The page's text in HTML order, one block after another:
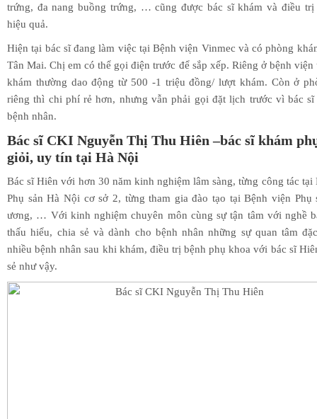
trứng, đa nang buồng trứng, … cũng được bác sĩ khám và điều
hiệu quả.
Hiện tại bác sĩ đang làm việc tại Bệnh viện Vinmec và có phòng
Tân Mai. Chị em có thể gọi điện trước để sắp xếp. Riêng ở bệnh
khám thường dao động từ 500 -1 triệu đồng/ lượt khám. Còn ở
riêng thì chi phí rẻ hơn, nhưng vẫn phải gọi đặt lịch trước vì bác sĩ
bệnh nhân.
Bác sĩ CKI Nguyễn Thị Thu Hiên –bác sĩ khám
giỏi, uy tín tại Hà Nội
Bác sĩ Hiên với hơn 30 năm kinh nghiệm lâm sàng, từng công tác tại
Phụ sản Hà Nội cơ sở 2, từng tham gia đào tạo tại Bệnh viện Phụ
ương, … Với kinh nghiệm chuyên môn cùng sự tận tâm với nghề
thấu hiểu, chia sẻ và dành cho bệnh nhân những sự quan tâm
nhiều bệnh nhân sau khi khám, điều trị bệnh phụ khoa với bác sĩ
sẻ như vậy.